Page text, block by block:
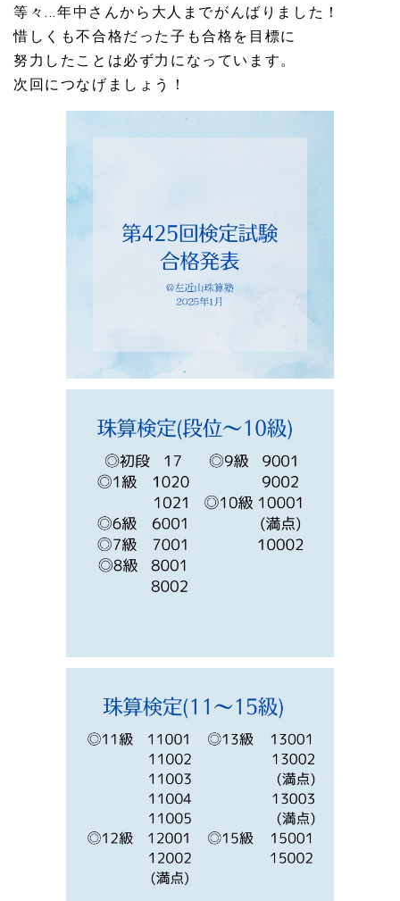
等々...年中さんから大人までがんばりました！
惜しくも不合格だった子も合格を目標に
努力したことは必ず力になっています。
次回につなげましょう！